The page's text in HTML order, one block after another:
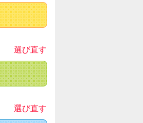
選び直す
選び直す